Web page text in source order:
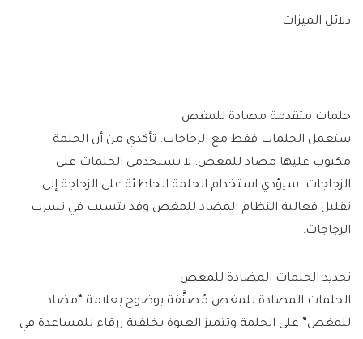
دلائل الميزات
حلمات متقدمة مضادة للمغص
ستعمل الحلمات فقط مع الزجاجات. تأكدي من أن الحلمة
مكتوب عليها مضاد للمغص. لا تستخدمي الحلمات على
الزجاجات. سيؤدي استخدام الحلمة الخاطئة على الزجاجة إلى
تقليل فعالية النظام المضاد للمغص وقد يتسبب في تسرب
الزجاجات.
تحديد الحلمات المضادة للمغص
الحلمات المضادة للمغص مُصنَّفة بوضوح بعلامة “مضاد
للمغص” على الحلمة وتتميز العبوة بخلفية زرقاء للمساعدة في